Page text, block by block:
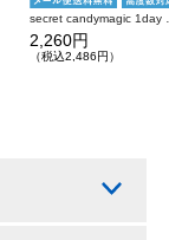
secret
2,260円
（税込2,486円）